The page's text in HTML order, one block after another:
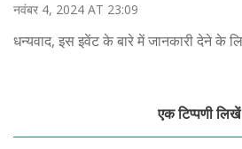
नवंबर 4, 2024 AT 23:09
धन्यवाद, इस इवेंट के बारे में जानकारी देने के
एक टिप्पणी लिखें